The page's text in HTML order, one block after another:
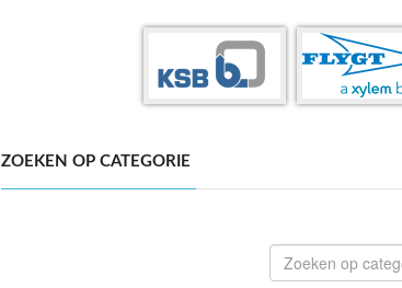
ZOEKEN OP CATEGORIE